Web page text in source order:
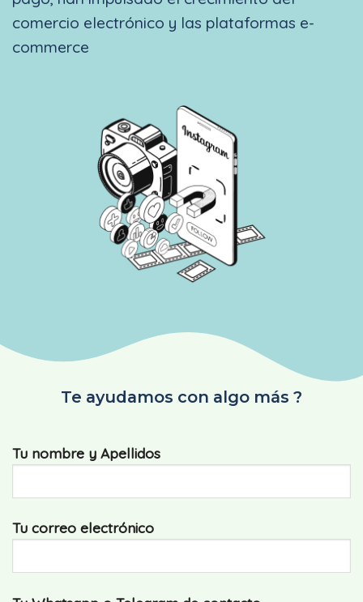
comercio electrónico y las plataformas e-
commerce
Te ayudamos con algo más ?
Tu nombre y Apellidos
Tu correo electrónico